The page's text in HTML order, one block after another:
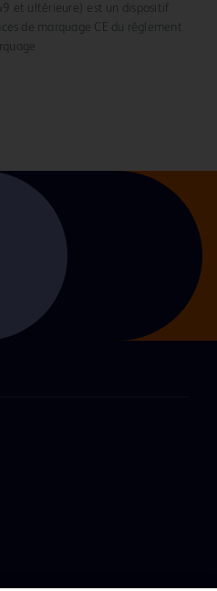
et ultérieure) est un dispositif
de marquage CE du règlement